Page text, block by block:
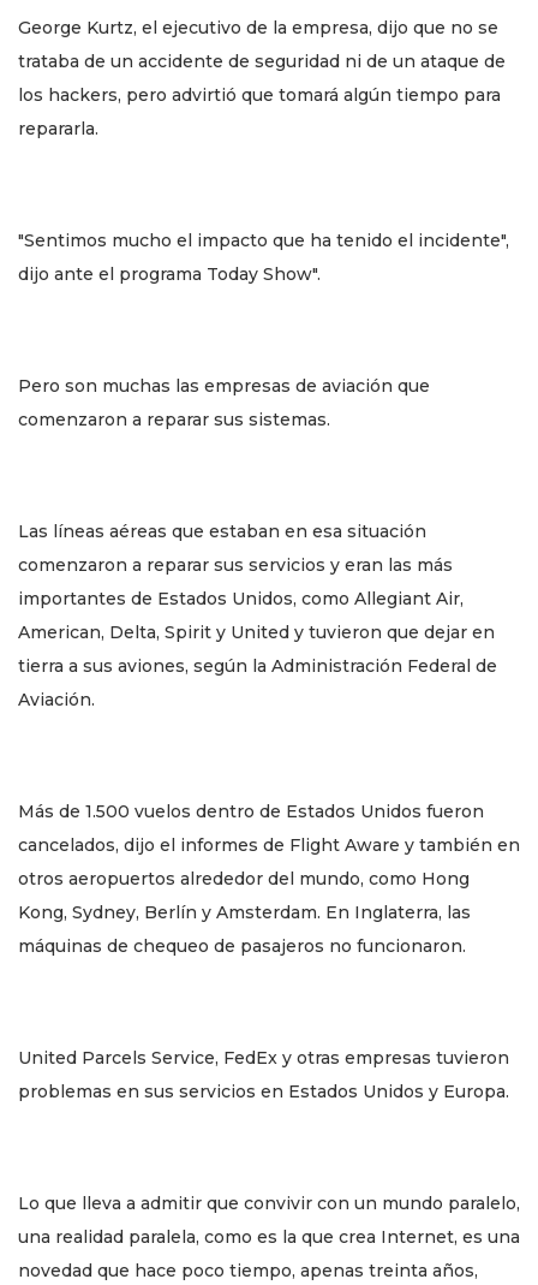
George Kurtz, el ejecutivo de la empresa, dijo que no se
trataba de un accidente de seguridad ni de un ataque de
los hackers, pero advirtió que tomará algún tiempo para
repararla.
"Sentimos mucho el impacto que ha tenido el incidente",
dijo ante el programa Today Show".
Pero son muchas las empresas de aviación que
comenzaron a reparar sus sistemas.
Las líneas aéreas que estaban en esa situación
comenzaron a reparar sus servicios y eran las más
importantes de Estados Unidos, como Allegiant Air,
American, Delta, Spirit y United y tuvieron que dejar en
tierra a sus aviones, según la Administración Federal de
Aviación.
Más de 1.500 vuelos dentro de Estados Unidos fueron
cancelados, dijo el informes de Flight Aware y también en
otros aeropuertos alrededor del mundo, como Hong
Kong, Sydney, Berlín y Amsterdam. En Inglaterra, las
máquinas de chequeo de pasajeros no funcionaron.
United Parcels Service, FedEx y otras empresas tuvieron
problemas en sus servicios en Estados Unidos y Europa.
Lo que lleva a admitir que convivir con un mundo paralelo,
una realidad paralela, como es la que crea Internet, es una
novedad que hace poco tiempo, apenas treinta años,